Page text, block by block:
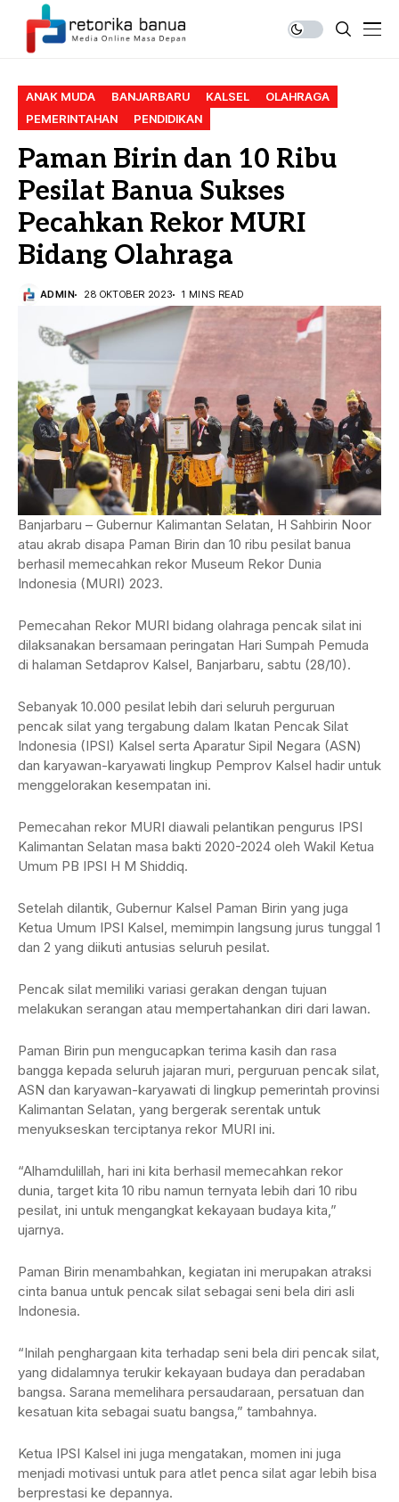
ANAK MUDA BANJARBARU KALSEL
OLAHRAGA
PEMERINTAHAN
PENDIDIKAN
Paman Birin dan 10 Ribu
Pesilat Banua Sukses
Pecahkan Rekor MURI
Bidang Olahraga
ADMIN 28 OKTOBER 2023 1 MINS READ
Banjarbaru – Gubernur Kalimantan Selatan, H Sahbirin Noor
atau akrab disapa Paman Birin dan 10 ribu pesilat banua
berhasil memecahkan rekor Museum Rekor Dunia
Indonesia (MURI) 2023.
Pemecahan Rekor MURI bidang olahraga pencak silat ini
dilaksanakan bersamaan peringatan Hari Sumpah Pemuda
di halaman Setdaprov Kalsel, Banjarbaru, sabtu (28/10).
Sebanyak 10.000 pesilat lebih dari seluruh perguruan
pencak silat yang tergabung dalam Ikatan Pencak Silat
Indonesia (IPSI) Kalsel serta Aparatur Sipil Negara (ASN)
dan karyawan-karyawati lingkup Pemprov Kalsel hadir untuk
menggelorakan kesempatan ini.
Pemecahan rekor MURI diawali pelantikan pengurus IPSI
Kalimantan Selatan masa bakti 2020-2024 oleh Wakil Ketua
Umum PB IPSI H M Shiddiq.
Setelah dilantik, Gubernur Kalsel Paman Birin yang juga
Ketua Umum IPSI Kalsel, memimpin langsung jurus tunggal 1
dan 2 yang diikuti antusias seluruh pesilat.
Pencak silat memiliki variasi gerakan dengan tujuan
melakukan serangan atau mempertahankan diri dari lawan.
Paman Birin pun mengucapkan terima kasih dan rasa
bangga kepada seluruh jajaran muri, perguruan pencak silat,
ASN dan karyawan-karyawati di lingkup pemerintah provinsi
Kalimantan Selatan, yang bergerak serentak untuk
menyukseskan terciptanya rekor MURI ini.
“Alhamdulillah, hari ini kita berhasil memecahkan rekor
dunia, target kita 10 ribu namun ternyata lebih dari 10 ribu
pesilat, ini untuk mengangkat kekayaan budaya kita,”
ujarnya.
Paman Birin menambahkan, kegiatan ini merupakan atraksi
cinta banua untuk pencak silat sebagai seni bela diri asli
Indonesia.
“Inilah penghargaan kita terhadap seni bela diri pencak silat,
yang didalamnya terukir kekayaan budaya dan peradaban
bangsa. Sarana memelihara persaudaraan, persatuan dan
kesatuan kita sebagai suatu bangsa,” tambahnya.
Ketua IPSI Kalsel ini juga mengatakan, momen ini juga
menjadi motivasi untuk para atlet penca silat agar lebih bisa
berprestasi ke depannya.